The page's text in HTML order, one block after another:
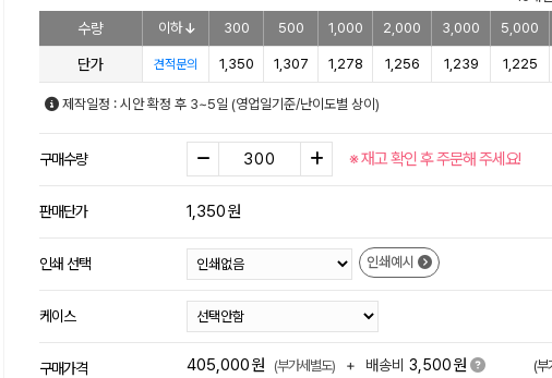
수량 이하 300 500 1,000 2,000 3,000 5,000
단가 견적문의 1,350 1,307 1,278 1,256 1,239 1,225
제작일정 : 시안 확정 후 3~5일 (영업일기준/난이도별 상이)
구매수량 ※ 재고 확인 후 주문해 주세요!
판매단가 1,350원
인쇄 선택 인쇄예시
케이스
구매가격 405,000원 (부가세별도) + 배송비 3,500원 (부